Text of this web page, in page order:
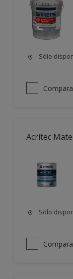
Sólo
Acritec Mate
Sólo